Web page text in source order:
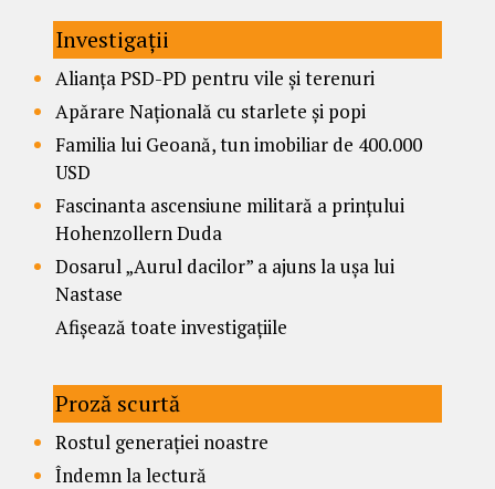
Investigații
Alianța PSD-PD pentru vile și terenuri
Apărare Națională cu starlete și popi
Familia lui Geoană, tun imobiliar de 400.000
USD
Fascinanta ascensiune militară a prințului
Hohenzollern Duda
Dosarul „Aurul dacilor” a ajuns la ușa lui
Nastase
Afișează toate investigațiile
Proză scurtă
Rostul generației noastre
Îndemn la lectură